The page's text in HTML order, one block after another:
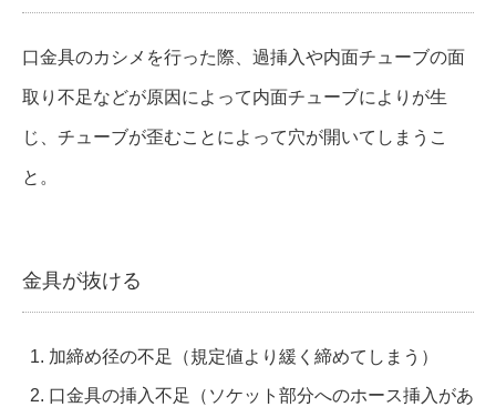
口金具のカシメを行った際、過挿入や内面チューブの面
取り不足などが原因によって内面チューブによりが生
じ、チューブが歪むことによって穴が開いてしまうこ
と。
金具が抜ける
加締め径の不足（規定値より緩く締めてしまう）
口金具の挿入不足（ソケット部分へのホース挿入があ